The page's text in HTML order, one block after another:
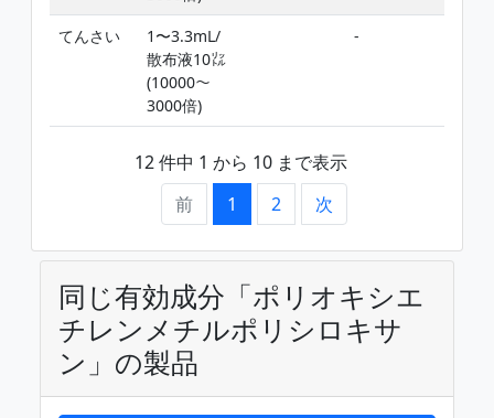
てんさい
1〜3.3mL/
散布液10㍑
(10000〜
3000倍)
-
12 件中 1 から 10 まで表示
前
1 2 次
同じ有効成分「ポリオキシエ
チレンメチルポリシロキサ
ン」の製品